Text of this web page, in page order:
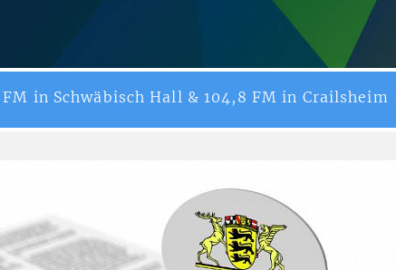
in Schwäbisch Hall & 104,8 FM in Crailsheim